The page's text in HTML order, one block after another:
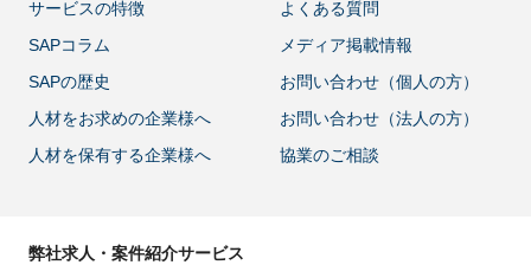
サービスの特徴
よくある質問
SAPコラム
メディア掲載情報
SAPの歴史
お問い合わせ（個人の方）
人材をお求めの企業様へ
お問い合わせ（法人の方）
人材を保有する企業様へ
協業のご相談
弊社求人・案件紹介サービス